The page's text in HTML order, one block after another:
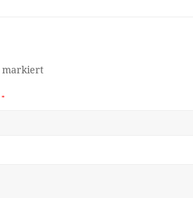
markiert
*